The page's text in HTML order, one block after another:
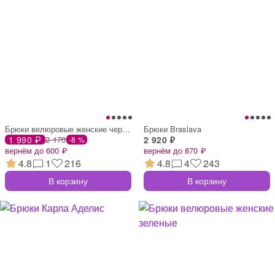
Брюки велюровые женские черные
1 990 ₽ 2 170 -8 %
вернём до 600 ₽
4.8 1 216
В корзину
Брюки Braslava
2 920 ₽
вернём до 870 ₽
4.8 4 243
В корзину